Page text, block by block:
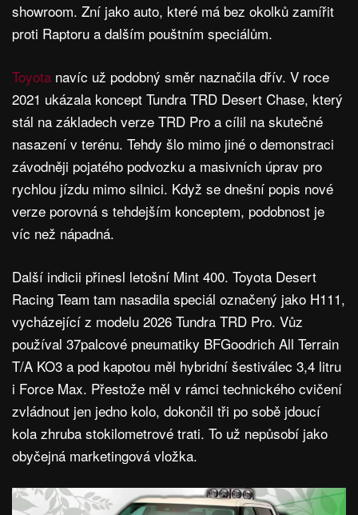
showroom. Zní jako auto, které má bez okolků zamířit
proti Raptoru a dalším pouštním speciálům.
Toyota navíc už podobný směr naznačila dřív. V roce
2021 ukázala koncept Tundra TRD Desert Chase, který
stál na základech verze TRD Pro a cílil na skutečné
nasazení v terénu. Tehdy šlo mimo jiné o demonstraci
závodněji pojatého podvozku a masivních úprav pro
rychlou jízdu mimo silnici. Když se dnešní popis nové
verze porovná s tehdejším konceptem, podobnost je
víc než nápadná.
Další indicii přinesl letošní Mint 400. Toyota Desert
Racing Team tam nasadila speciál označený jako H111,
vycházející z modelu 2026 Tundra TRD Pro. Vůz
používal 37palcové pneumatiky BFGoodrich All Terrain
T/A KO3 a pod kapotou měl hybridní šestiválec 3,4 litru
i Force Max. Přestože měl v rámci technického cvičení
zvládnout jen jedno kolo, dokončil tři po sobě jdoucí
kola zhruba stokilometrové trati. To už nepůsobí jako
obyčejná marketingová vložka.